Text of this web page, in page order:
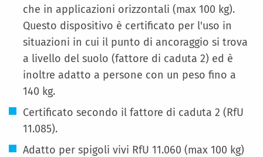
che in applicazioni orizzontali (max 100 kg).
Questo dispositivo è certificato per l'uso in
situazioni in cui il punto di ancoraggio si trova
a livello del suolo (fattore di caduta 2) ed è
inoltre adatto a persone con un peso fino a
140 kg.
Certificato secondo il fattore di caduta 2 (RfU
11.085).
Adatto per spigoli vivi RfU 11.060 (max 100 kg)